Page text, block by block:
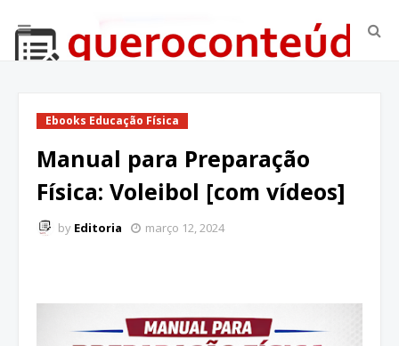
Ebooks Educação Física
Manual para Preparação
Física: Voleibol [com vídeos]
by Editoria março 12, 2024